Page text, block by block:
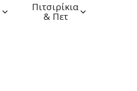
Πιτσιρίκια
& Πετ